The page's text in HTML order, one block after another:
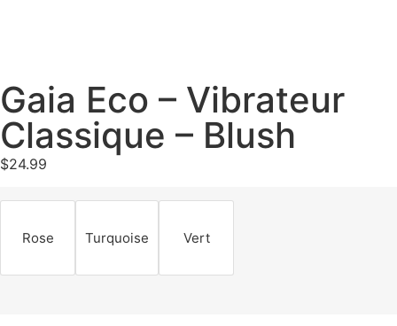
Gaia Eco – Vibrateur
Classique – Blush
$24.99
Rose Turquoise Vert